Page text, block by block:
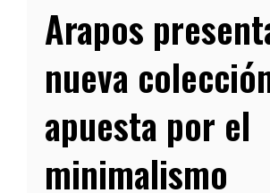
Arapos
nueva
apuesta por el
minimalismo